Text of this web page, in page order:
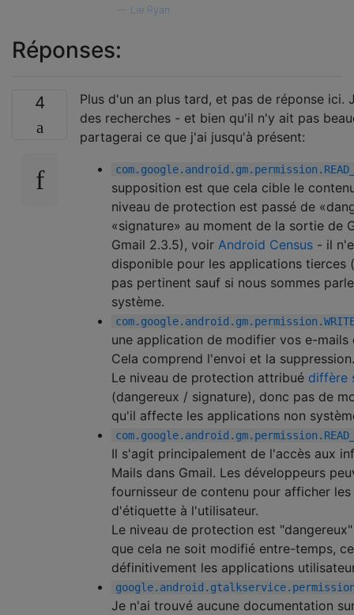
Lie Ryan
Réponses:
4
Plus d'un an plus tard, et pas de réponse ici.
des recherches - et bien qu'il n'y ait pas
partagerai ce que j'ai jusqu'à présent:
supposition est que cela cible le
niveau de protection est passé de
«signature» au moment de la sortie de
Gmail 2.3.5), voir Android Census - il
disponible pour les applications tierces
pas pertinent sauf si nous sommes
système.
une application de modifier vos e-mails
Cela comprend l'envoi et la suppression.
Le niveau de protection attribué diffère
(dangereux / signature), donc pas de
qu'il affecte les applications non
Il s'agit principalement de l'accès aux
Mails dans Gmail. Les développeurs
fournisseur de contenu pour afficher
d'étiquette à l'utilisateur.
Le niveau de protection est
que cela ne soit modifié entre-temps,
définitivement les applications
Je n'ai trouvé aucune documentation